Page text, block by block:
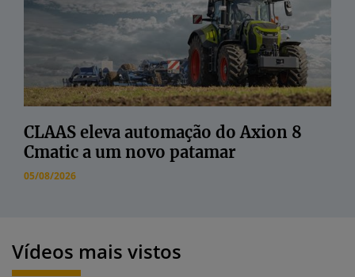
CLAAS eleva automação do Axion 8
Cmatic a um novo patamar
05/08/2026
Vídeos mais vistos